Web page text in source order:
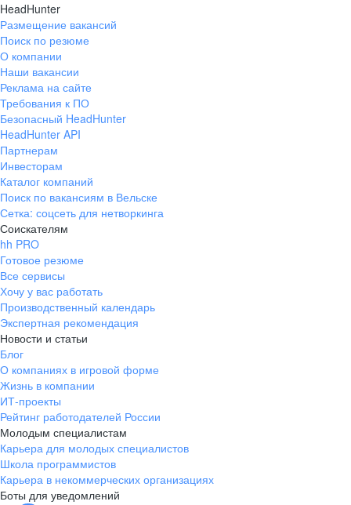
HeadHunter
Размещение вакансий
Поиск по резюме
О компании
Наши вакансии
Реклама на сайте
Требования к ПО
Безопасный HeadHunter
HeadHunter API
Партнерам
Инвесторам
Каталог компаний
Поиск по вакансиям в Вельске
Сетка: соцсеть для нетворкинга
Соискателям
hh PRO
Готовое резюме
Все сервисы
Хочу у вас работать
Производственный календарь
Экспертная рекомендация
Новости и статьи
Блог
О компаниях в игровой форме
Жизнь в компании
ИТ-проекты
Рейтинг работодателей России
Молодым специалистам
Карьера для молодых специалистов
Школа программистов
Карьера в некоммерческих организациях
Боты для уведомлений